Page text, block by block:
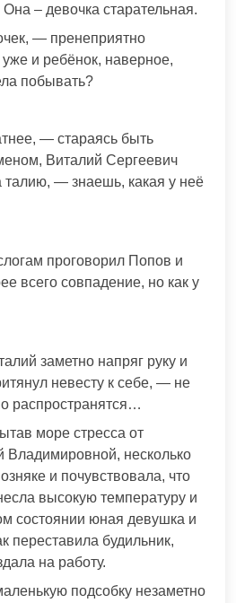
– девочка старательная.
— пренеприятно
и ребёнок, наверное,
побывать?
— стараясь быть
Виталий Сергеевич
талию, — знаешь, какая у неё
проговорил Попов и
всего совпадение, но как у
заметно напряг руку и
невесту к себе, — не
распространятся…
море стресса от
Владимировной, несколько
и почувствовала, что
высокую температуру и
состоянии юная девушка и
переставила будильник,
на работу.
подсобку незаметно